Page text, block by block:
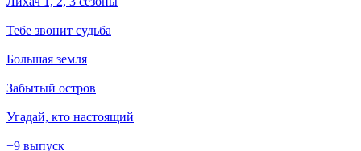
Тебе звонит судьба
Большая земля
Забытый остров
Угадай, кто настоящий
+9 выпуск